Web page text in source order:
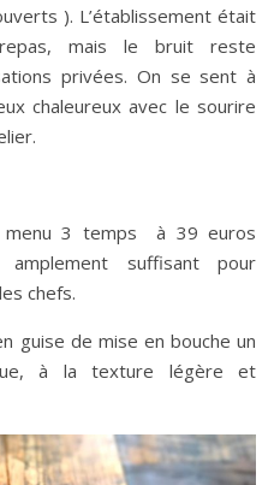
). L’établissement était
mais le bruit reste
privées. On se sent à
chaleureux avec le sourire
menu 3 temps à 39 euros
suffisant pour
chefs.
guise de mise en bouche un
à la texture légère et